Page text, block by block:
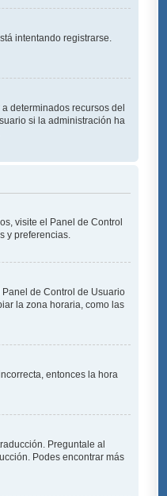
intentando registrarse.
determinados recursos del
si la administración ha
visite el Panel de Control
y preferencias.
de Control de Usuario
la zona horaria, como las
entonces la hora
Preguntale al
Podes encontrar más